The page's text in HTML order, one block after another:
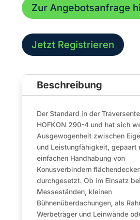
|
4-
Traverse
|
Ecke
Wege
Black
Menge
Zur Angebotsanfrage
Jetzt Registrieren
Beschreibung
Der Standard in der
HOFKON 290-4 und hat sich
Ausgewogenheit zwischen
und Leistungfähigkeit, gepaart
einfachen Handhabung von
Konusverbindern
durchgesetzt. Ob im Einsatz bei
Messeständen, kleinen
Bühnenüberdachungen, als
Werbeträger und Leinwände